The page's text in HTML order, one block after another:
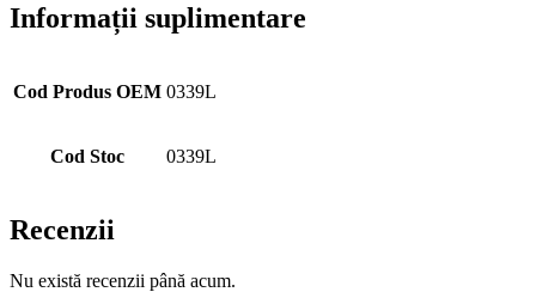
Informații suplimentare
Cod Produs OEM 0339L
Cod Stoc 0339L
Recenzii
Nu există recenzii până acum.